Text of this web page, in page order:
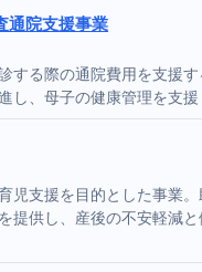
通院支援事業
する際の通院費用を支援
し、母子の健康管理を支援
児支援を目的とした事業
提供し、産後の不安軽減